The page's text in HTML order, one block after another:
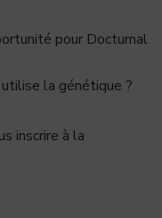
pour Docturnal
la génétique ?
inscrire à la